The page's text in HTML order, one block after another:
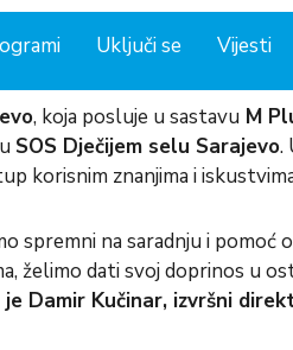
Uključi se Vijesti
, koja posluje u sastavu M
SOS Dječijem selu Sarajevo.
korisnim znanjima i
spremni na saradnju i
želimo dati svoj doprinos
je Damir Kučinar, izvršni